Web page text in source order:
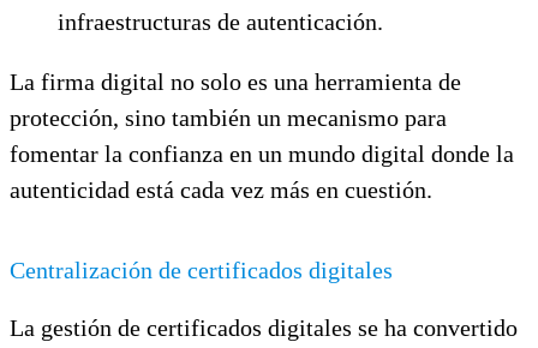
infraestructuras de autenticación.
La firma digital no solo es una herramienta de
protección, sino también un mecanismo para
fomentar la confianza en un mundo digital donde la
autenticidad está cada vez más en cuestión.
Centralización de certificados digitales
La gestión de certificados digitales se ha convertido